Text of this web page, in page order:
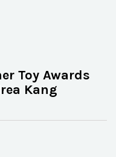
Toy Awards
Kang